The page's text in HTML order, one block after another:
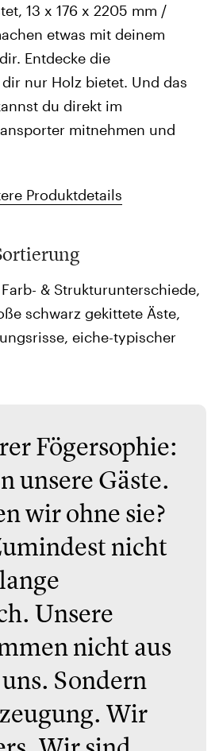
13 x 176 x 2205 mm /
etwas mit deinem
Entdecke die
nur Holz bietet. Und das
du direkt im
mitnehmen und
Produktdetails
& Strukturunterschiede,
schwarz gekittete Äste,
eiche-typischer
Fögersophie:
unsere Gäste.
wir ohne sie?
nicht
Unsere
nicht aus
Sondern
Wir